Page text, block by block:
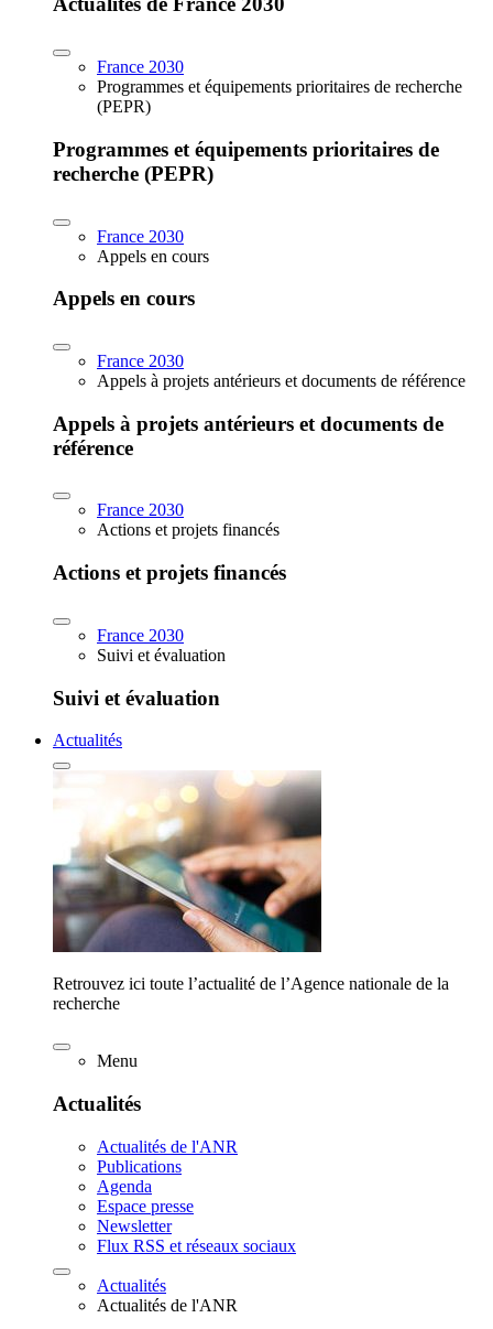
France 2030
Programmes et équipements prioritaires de recherche
(PEPR)
Programmes et équipements prioritaires de
recherche (PEPR)
France 2030
Appels en cours
Appels en cours
France 2030
Appels à projets antérieurs et documents de référence
Appels à projets antérieurs et documents de
référence
France 2030
Actions et projets financés
Actions et projets financés
France 2030
Suivi et évaluation
Suivi et évaluation
Actualités
Retrouvez ici toute l’actualité de l’Agence nationale de la
recherche
Menu
Actualités
Actualités de l'ANR
Publications
Agenda
Espace presse
Newsletter
Flux RSS et réseaux sociaux
Actualités
Actualités de l'ANR